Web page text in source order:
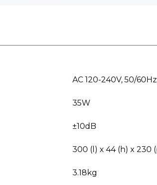
AC 120-240V, 50/60Hz
35W
±10dB
300 (l) x 44 (h) x 230
3.18kg